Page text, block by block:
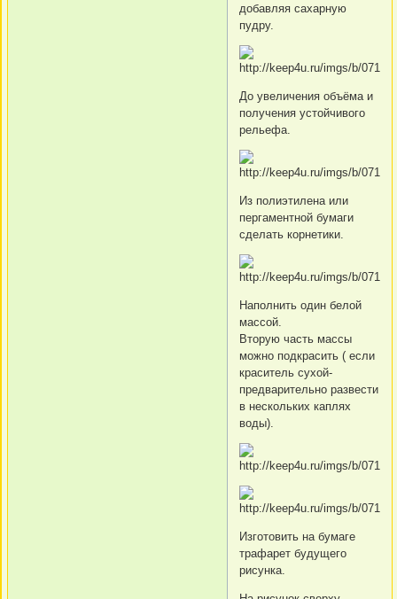
добавляя сахарную
пудру.
До увеличения объёма и
получения устойчивого
рельефа.
Из полиэтилена или
пергаментной бумаги
сделать корнетики.
Наполнить один белой
массой.
Вторую часть массы
можно подкрасить ( если
краситель сухой-
предварительно развести
в нескольких каплях
воды).
Изготовить на бумаге
трафарет будущего
рисунка.